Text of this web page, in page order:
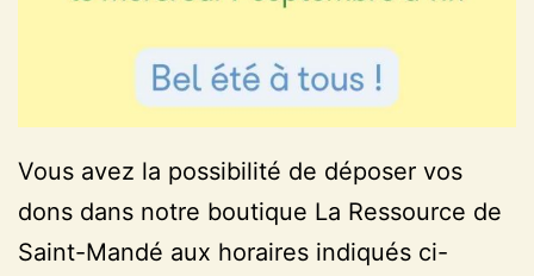
Vous avez la possibilité de déposer vos
dons dans notre boutique La Ressource de
Saint-Mandé aux horaires indiqués ci-